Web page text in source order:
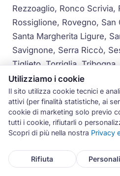
Rezzoaglio, Ronco Scrivia,
Rossiglione, Rovegno,
Santa Margherita Ligure,
Savignone, Serra Riccò,
Tiglieto, Torriglia,
Vobbia, Zoagli
Per i comuni più distanti
disponibilità viene
momento della
Utilizziamo i cookie
Il sito utilizza cookie tecnici e
attivi (per finalità statistiche, ai
cookie di marketing solo previo
tutti i cookie, rifiutarli o
Scopri di più nella nostra Privacy
Rifiuta